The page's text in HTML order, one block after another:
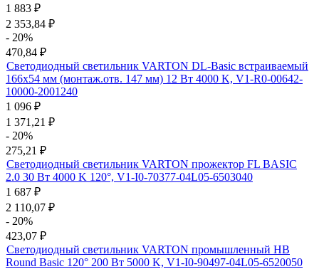
1 883 ₽
2 353,84 ₽
- 20%
470,84 ₽
Светодиодный светильник VARTON DL-Basic встраиваемый
166х54 мм (монтаж.отв. 147 мм) 12 Вт 4000 K, V1-R0-00642-
10000-2001240
1 096 ₽
1 371,21 ₽
- 20%
275,21 ₽
Светодиодный светильник VARTON прожектор FL BASIC
2.0 30 Вт 4000 K 120°, V1-I0-70377-04L05-6503040
1 687 ₽
2 110,07 ₽
- 20%
423,07 ₽
Светодиодный светильник VARTON промышленный HB
Round Basic 120° 200 Вт 5000 K, V1-I0-90497-04L05-6520050